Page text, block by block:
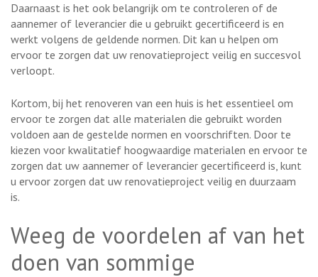
Daarnaast is het ook belangrijk om te controleren of de
aannemer of leverancier die u gebruikt gecertificeerd is en
werkt volgens de geldende normen. Dit kan u helpen om
ervoor te zorgen dat uw renovatieproject veilig en succesvol
verloopt.
Kortom, bij het renoveren van een huis is het essentieel om
ervoor te zorgen dat alle materialen die gebruikt worden
voldoen aan de gestelde normen en voorschriften. Door te
kiezen voor kwalitatief hoogwaardige materialen en ervoor te
zorgen dat uw aannemer of leverancier gecertificeerd is, kunt
u ervoor zorgen dat uw renovatieproject veilig en duurzaam
is.
Weeg de voordelen af van het
doen van sommige